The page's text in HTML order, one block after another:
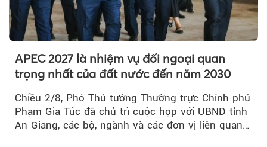
APEC 2027 là nhiệm vụ đối ngoại quan
trọng nhất của đất nước đến năm 2030
Chiều 2/8, Phó Thủ tướng Thường trực Chính phủ
Phạm Gia Túc đã chủ trì cuộc họp với UBND tỉnh
An Giang, các bộ, ngành và các đơn vị liên quan